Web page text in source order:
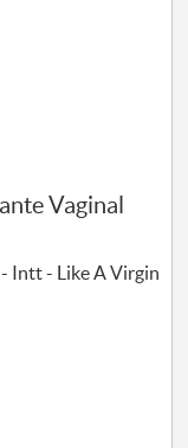
Vaginal
Intt - Like A Virgin